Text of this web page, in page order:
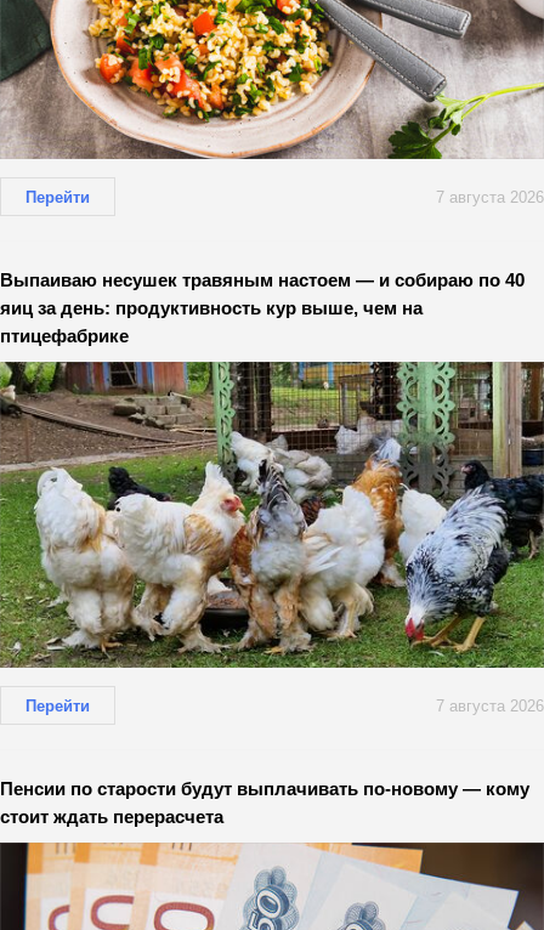
Перейти 7 августа 2026
Выпаиваю несушек травяным настоем — и собираю по 40
яиц за день: продуктивность кур выше, чем на
птицефабрике
Перейти 7 августа 2026
Пенсии по старости будут выплачивать по-новому — кому
стоит ждать перерасчета